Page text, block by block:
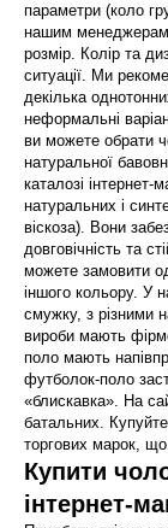
параметри (коло
нашим
розмір. Колір та
ситуації. Ми
декілька
неформальні
ви можете обрати
натуральної
каталозі
натуральних і
віскоза). Вони
довговічність та
можете замовити
іншого кольору. У
смужку, з різними
вироби мають
поло мають
футболок-поло
«блискавка». На
батальних.
торгових марок, що
Купити
інтернет-